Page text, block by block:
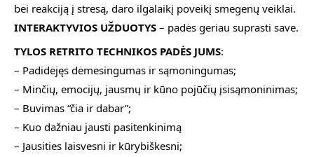
bei reakciją į stresą, daro ilgalaikį poveikį smegenų veiklai.
INTERAKTYVIOS UŽDUOTYS – padės geriau suprasti save.
TYLOS RETRITO TECHNIKOS PADĖS JUMS:
– Padidėjęs dėmesingumas ir sąmoningumas;
– Minčių, emocijų, jausmų ir kūno pojūčių įsisąmoninimas;
– Buvimas “čia ir dabar”;
– Kuo dažniau jausti pasitenkinimą
– Jausities laisvesni ir kūrybiškesni;